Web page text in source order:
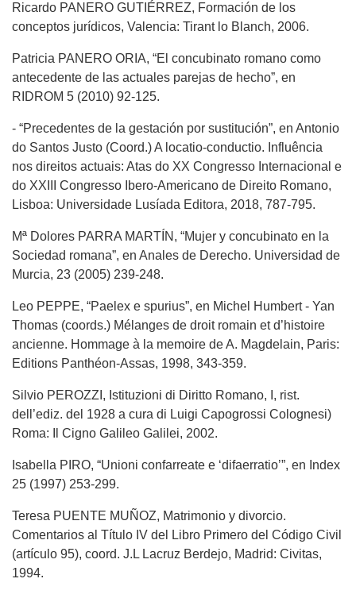
Ricardo PANERO GUTIÉRREZ, Formación de los
conceptos jurídicos, Valencia: Tirant lo Blanch, 2006.
Patricia PANERO ORIA, “El concubinato romano como
antecedente de las actuales parejas de hecho”, en
RIDROM 5 (2010) 92-125.
- “Precedentes de la gestación por sustitución”, en Antonio
do Santos Justo (Coord.) A locatio-conductio. Influência
nos direitos actuais: Atas do XX Congresso Internacional e
do XXIII Congresso Ibero-Americano de Direito Romano,
Lisboa: Universidade Lusíada Editora, 2018, 787-795.
Mª Dolores PARRA MARTÍN, “Mujer y concubinato en la
Sociedad romana”, en Anales de Derecho. Universidad de
Murcia, 23 (2005) 239-248.
Leo PEPPE, “Paelex e spurius”, en Michel Humbert - Yan
Thomas (coords.) Mélanges de droit romain et d’histoire
ancienne. Hommage à la memoire de A. Magdelain, Paris:
Editions Panthéon-Assas, 1998, 343-359.
Silvio PEROZZI, Istituzioni di Diritto Romano, I, rist.
dell’ediz. del 1928 a cura di Luigi Capogrossi Colognesi)
Roma: Il Cigno Galileo Galilei, 2002.
Isabella PIRO, “Unioni confarreate e ‘difaerratio’”, en Index
25 (1997) 253-299.
Teresa PUENTE MUÑOZ, Matrimonio y divorcio.
Comentarios al Título IV del Libro Primero del Código Civil
(artículo 95), coord. J.L Lacruz Berdejo, Madrid: Civitas,
1994.